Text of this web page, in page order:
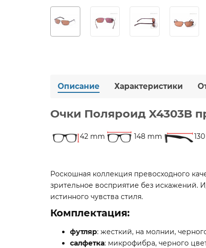
Описание Характеристики
Очки Поляроид X4303B
42 mm 148 mm
Роскошная коллекция превосходного
зрительное восприятие без искажений.
истинного чувства стиля.
Комплектация:
футляр: жесткий, на молнии,
салфетка: микрофибра, черного